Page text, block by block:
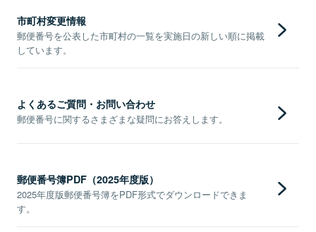
市町村変更情報
郵便番号を公表した市町村の一覧を実施日の新しい順に掲載
しています。
よくあるご質問・お問い合わせ
郵便番号に関するさまざまな疑問にお答えします。
郵便番号簿PDF（2025年度版）
2025年度版郵便番号簿をPDF形式でダウンロードできま
す。